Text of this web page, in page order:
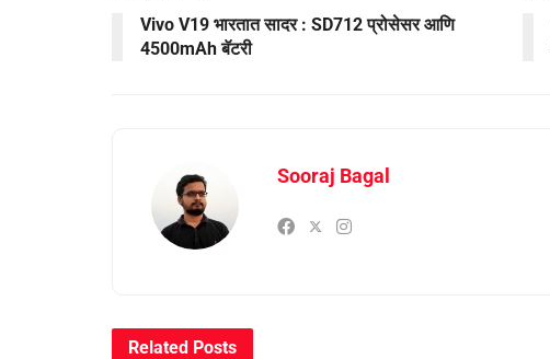
Vivo V19 भारतात सादर : SD712 प्रोसेसर आणि
4500mAh बॅटरी
Sooraj Bagal
Related Posts